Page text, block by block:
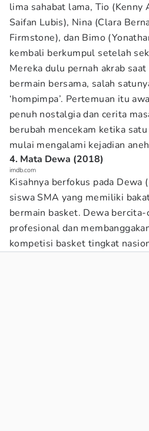
lima sahabat lama, Tio (Kenny
Saifan Lubis), Nina (Clara
Firmstone), dan Bimo
kembali berkumpul setelah
Mereka dulu pernah akrab
bermain bersama, salah
‘hompimpa’. Pertemuan itu
penuh nostalgia dan cerita
berubah mencekam ketika
mulai mengalami kejadian
4. Mata Dewa (2018)
imdb.com
Kisahnya berfokus pada Dewa
siswa SMA yang memiliki
bermain basket. Dewa
profesional dan
kompetisi basket tingkat